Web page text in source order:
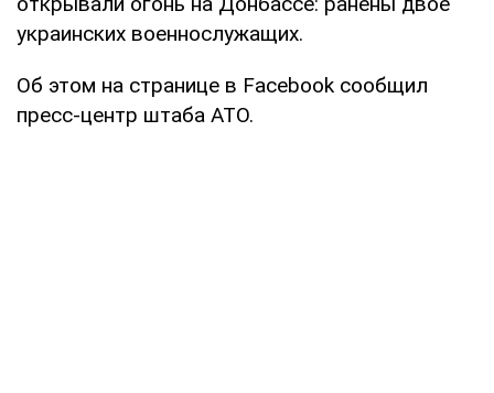
украинских военнослужащих.
Об этом на странице в Facebook сообщил
пресс-центр штаба АТО.